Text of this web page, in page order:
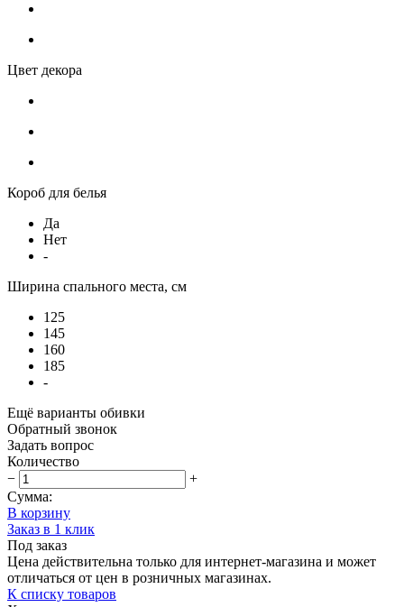
Цвет декора
Короб для белья
Да
Нет
-
Ширина спального места, см
125
145
160
185
-
Ещё варианты обивки
Обратный звонок
Задать вопрос
Количество
−
+
Сумма:
В корзину
Заказ в 1 клик
Под заказ
Цена действительна только для интернет-магазина и может
отличаться от цен в розничных магазинах.
К списку товаров